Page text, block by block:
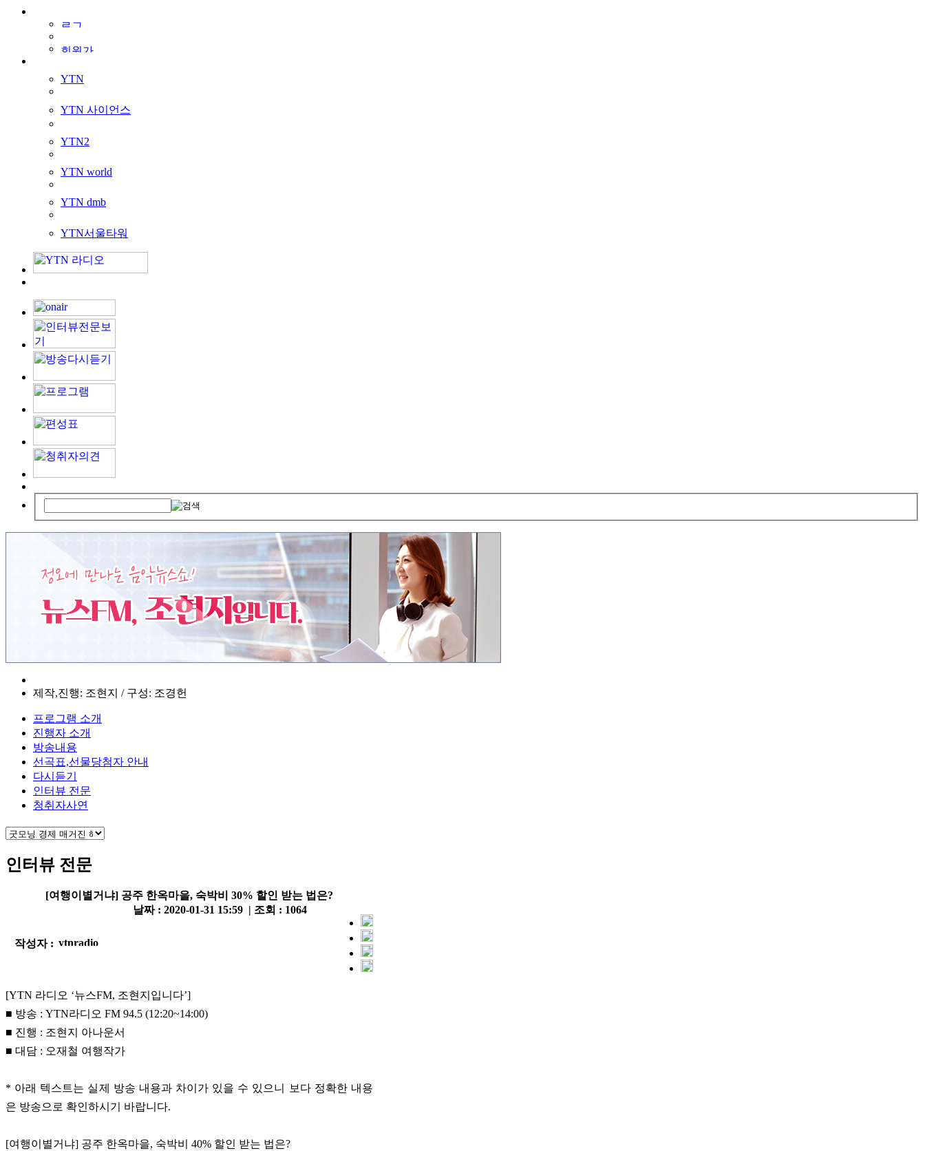
YTN
YTN 사이언스
YTN2
YTN world
YTN dmb
YTN서울타워
제작,진행: 조현지 / 구성: 조경헌
프로그램 소개
진행자 소개
방송내용
선곡표,선물당첨자 안내
다시듣기
인터뷰 전문
청취자사연
인터뷰 전문
[여행이별거냐] 공주 한옥마을, 숙박비 30% 할인 받는 법은?
작성자 :
날짜 : 2020-01-31 15:59 | 조회 : 1064
[YTN 라디오 ‘뉴스FM, 조현지입니다’]
■ 방송 : YTN라디오 FM 94.5 (12:20~14:00)
■ 진행 : 조현지 아나운서
■ 대담 : 오재철 여행작가
* 아래 텍스트는 실제 방송 내용과 차이가 있을 수 있으니 보다 정확한 내용
은 방송으로 확인하시기 바랍니다.
[여행이별거냐] 공주 한옥마을, 숙박비 40% 할인 받는 법은?